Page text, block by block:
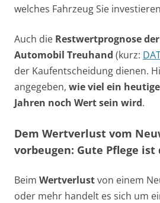
welches Fahrzeug Sie
Auch die Restwertprognose
Automobil Treuhand (kurz:
der Kaufentscheidung dienen.
angegeben, wie viel ein
Jahren noch Wert sein wird.
Dem Wertverlust vom
vorbeugen: Gute Pflege ist
Beim Wertverlustvon einem
oder mehr handelt es sich um